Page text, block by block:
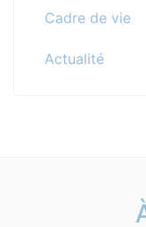
Cadre de vie
Actualité